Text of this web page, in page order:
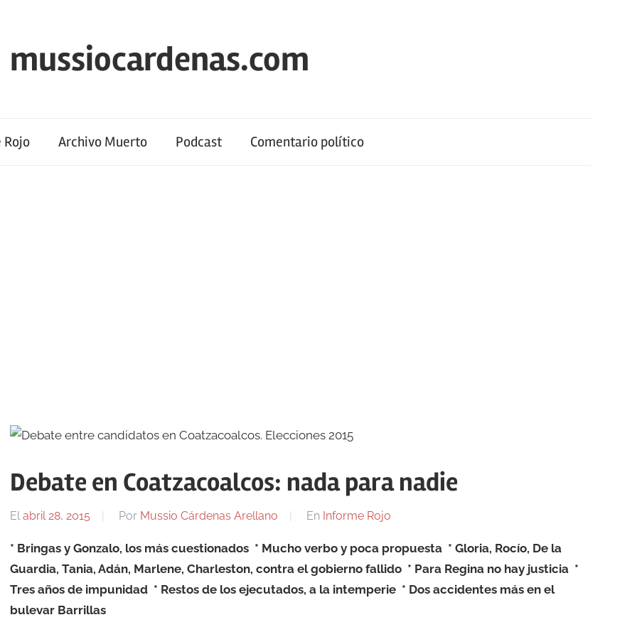
mussiocardenas.com
Archivo Muerto Podcast Comentario político
Debate en Coatzacoalcos: nada para nadie
Elabril 28, 2015 Por Mussio Cárdenas Arellano En Informe Rojo
* Bringas y Gonzalo, los más cuestionados * Mucho verbo y poca propuesta * Gloria, Rocío, De la
Guardia, Tania, Adán, Marlene, Charleston, contra el gobierno fallido * Para Regina no hay justicia *
Tres años de impunidad * Restos de los ejecutados, a la intemperie * Dos accidentes más en el
bulevar Barrillas